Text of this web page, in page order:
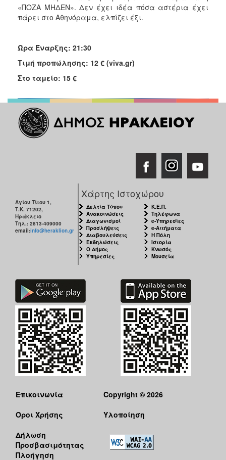
«ΠΟΖΑ ΜΗΔΕΝ». Δεν έχει ιδέα πόσα αστέρια έχει
πάρει στο Αθηνόραμα, ελπίζει έξι.
Ώρα Έναρξης: 21:30
Τιμή προπώλησης: 12 € (viva.gr)
Στο ταμείο: 15 €
Αγίου Τίτου 1,
Τ.Κ. 71202,
Ηράκλειο
Τηλ.: 2813-409000
email:info@heraklion.gr
Χάρτης Ιστοχώρου
Δελτία Τύπου
Ανακοινώσεις
Διαγωνισμοί
Προσλήψεις
Διαβουλεύσεις
Εκδηλώσεις
Ο Δήμος
Υπηρεσίες
Κ.Ε.Π.
Τηλέφωνα
e-Υπηρεσίες
e-Αιτήματα
Η Πόλη
Ιστορία
Κνωσός
Μουσεία
Επικοινωνία
Όροι Χρήσης
Δήλωση
Προσβασιμότητας
Πλοήγηση
Copyright © 2026
Υλοποίηση